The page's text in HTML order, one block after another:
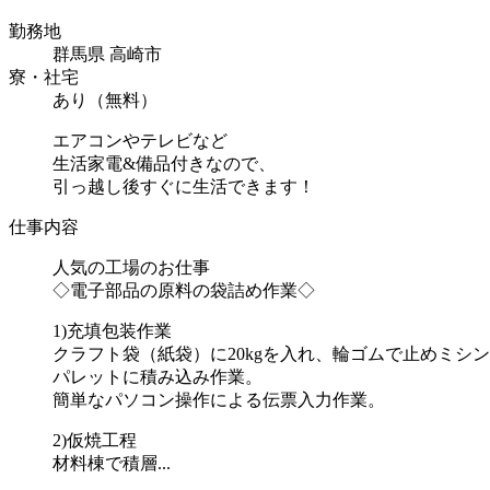
勤務地
群馬県 高崎市
寮・社宅
あり（無料）
エアコンやテレビなど
生活家電&備品付きなので、
引っ越し後すぐに生活できます！
仕事内容
人気の工場のお仕事
◇電子部品の原料の袋詰め作業◇
1)充填包装作業
クラフト袋（紙袋）に20kgを入れ、輪ゴムで止めミシ
パレットに積み込み作業。
簡単なパソコン操作による伝票入力作業。
2)仮焼工程
材料棟で積層...